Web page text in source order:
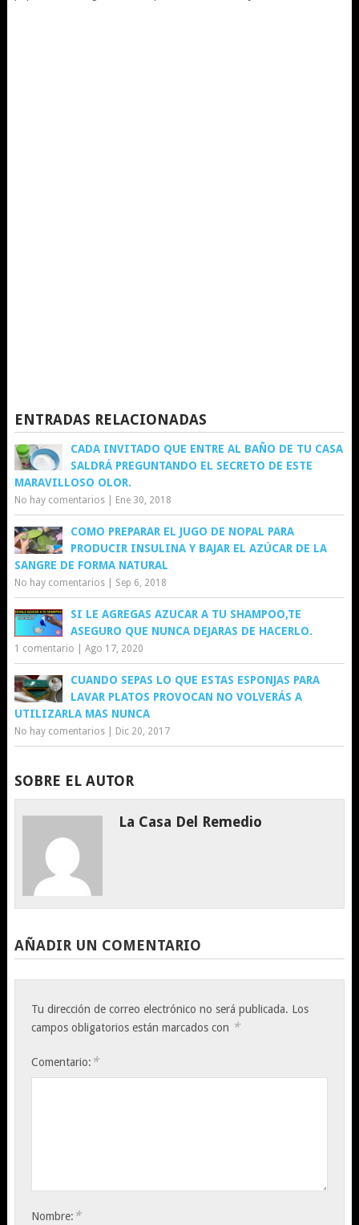
ENTRADAS RELACIONADAS
CADA INVITADO QUE ENTRE AL BAÑO DE TU CASA
SALDRÁ PREGUNTANDO EL SECRETO DE ESTE
MARAVILLOSO OLOR.
No hay comentarios| Ene 30, 2018
COMO PREPARAR EL JUGO DE NOPAL PARA
PRODUCIR INSULINA Y BAJAR EL AZÚCAR DE LA
SANGRE DE FORMA NATURAL
No hay comentarios| Sep 6, 2018
SI LE AGREGAS AZUCAR A TU SHAMPOO,TE
ASEGURO QUE NUNCA DEJARAS DE HACERLO.
1 comentario Ago 17, 2020
CUANDO SEPAS LO QUE ESTAS ESPONJAS PARA
LAVAR PLATOS PROVOCAN NO VOLVERÁS A
UTILIZARLA MAS NUNCA
No hay comentarios| Dic 20, 2017
SOBRE EL AUTOR
La Casa Del Remedio
AÑADIR UN COMENTARIO
Tu dirección de correo electrónico no será publicada. Los
campos obligatorios están marcados con *
Comentario: *
Nombre: *